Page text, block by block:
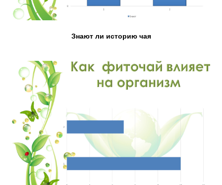
Знают ли историю чая